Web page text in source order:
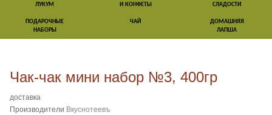
ЛУКУМ
И КОНФЕТЫ
СЛАДОСТИ
ПОДАРОЧНЫЕ
НАБОРЫ
ЧАЙ
ДОМАШНЯЯ
ЛАПША
Чак-чак мини набор №3, 400гр
доставка
Производители Вкуснотеевъ